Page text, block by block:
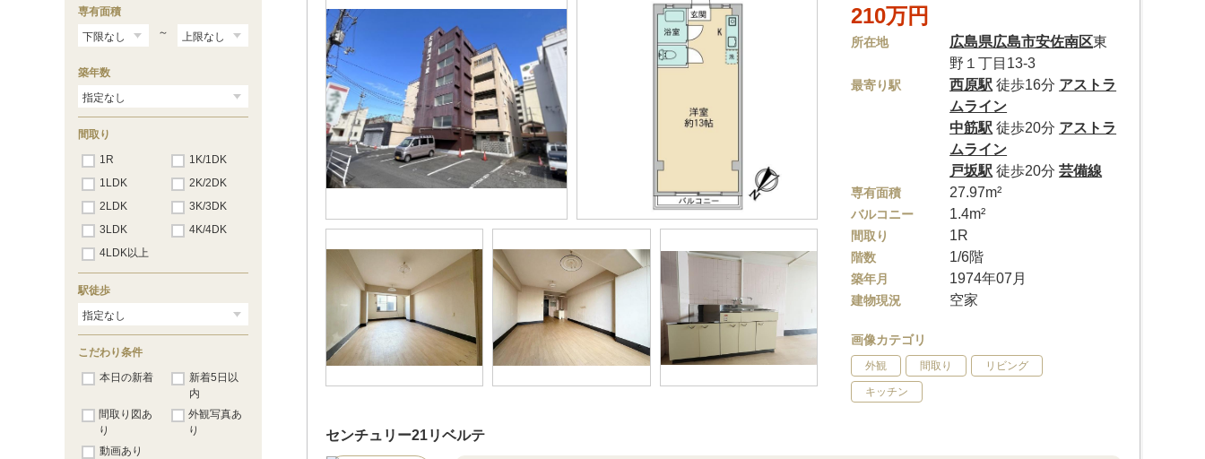
210万円
所在地 広島県広島市安佐南区東
野１丁目13-3
最寄り駅 西原駅 徒歩16分 アストラ
ムライン
中筋駅 徒歩20分 アストラ
ムライン
戸坂駅 徒歩20分芸備線
専有面積 27.97m²
バルコニー 1.4m²
間取り 1R
階数 1/6階
築年月 1974年07月
建物現況 空家
画像カテゴリ
外観 間取り リビング
キッチン
センチュリー21リベルテ
専有面積
～
築年数
間取り
1R
1K/1DK
1LDK
2K/2DK
2LDK
3K/3DK
3LDK
4K/4DK
4LDK以上
駅徒歩
こだわり条件
本日の新着
新着5日以
内
間取り図あ
り
外観写真あ
り
動画あり